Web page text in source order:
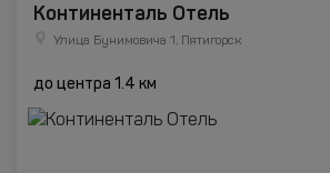
Континенталь Отель
Улица Бунимовича 1, Пятигорск
до центра 1.4 км